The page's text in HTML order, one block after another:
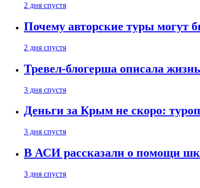
2 дня спустя
Почему авторские туры могут
2 дня спустя
Тревел-блогерша описала
3 дня спустя
Деньги за Крым не скоро:
3 дня спустя
В АСИ рассказали о помощи
3 дня спустя